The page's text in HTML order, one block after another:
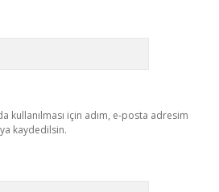
kullanılması için adım, e-posta adresim
kaydedilsin.